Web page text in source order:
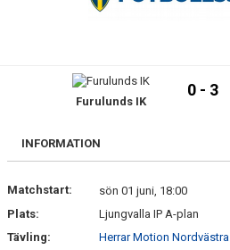
Furulunds IK
0 - 3
INFORMATION
Matchstart:
sön 01 juni, 18:00
Plats:
Ljungvalla IP A-plan
Tävling:
Herrar Motion Nordvästra